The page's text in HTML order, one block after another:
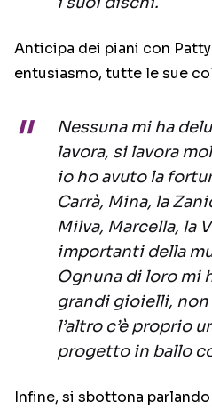
Anticipa dei piani con
entusiasmo, tutte le sue
Nessuna mi ha
lavora, si lavora
io ho avuto la
Carrà, Mina, la
Milva, Marcella, la
importanti della
Ognuna di loro mi
grandi gioielli,
l’altro c’è proprio
progetto in ballo
Infine, si sbottona